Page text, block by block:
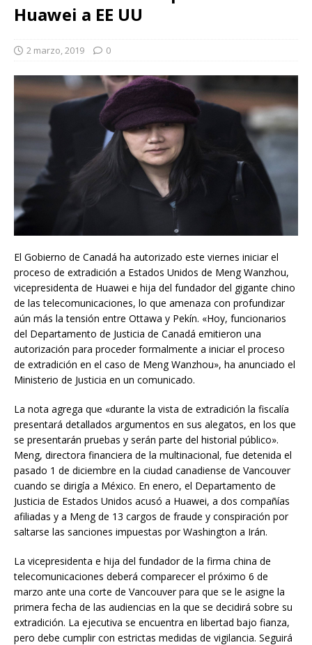
Huawei a EE UU
2 marzo, 2019 0
El Gobierno de Canadá ha autorizado este viernes iniciar el
proceso de extradición a Estados Unidos de Meng Wanzhou,
vicepresidenta de Huawei e hija del fundador del gigante chino
de las telecomunicaciones, lo que amenaza con profundizar
aún más la tensión entre Ottawa y Pekín. «Hoy, funcionarios
del Departamento de Justicia de Canadá emitieron una
autorización para proceder formalmente a iniciar el proceso
de extradición en el caso de Meng Wanzhou», ha anunciado el
Ministerio de Justicia en un comunicado.
La nota agrega que «durante la vista de extradición la fiscalía
presentará detallados argumentos en sus alegatos, en los que
se presentarán pruebas y serán parte del historial público».
Meng, directora financiera de la multinacional, fue detenida el
pasado 1 de diciembre en la ciudad canadiense de Vancouver
cuando se dirigía a México. En enero, el Departamento de
Justicia de Estados Unidos acusó a Huawei, a dos compañías
afiliadas y a Meng de 13 cargos de fraude y conspiración por
saltarse las sanciones impuestas por Washington a Irán.
La vicepresidenta e hija del fundador de la firma china de
telecomunicaciones deberá comparecer el próximo 6 de
marzo ante una corte de Vancouver para que se le asigne la
primera fecha de las audiencias en la que se decidirá sobre su
extradición. La ejecutiva se encuentra en libertad bajo fianza,
pero debe cumplir con estrictas medidas de vigilancia. Seguirá